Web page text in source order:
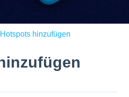
Hotspots hinzufügen